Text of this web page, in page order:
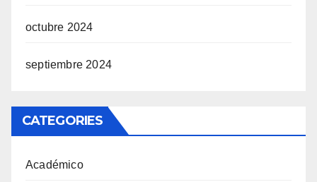
octubre 2024
septiembre 2024
CATEGORIES
Académico